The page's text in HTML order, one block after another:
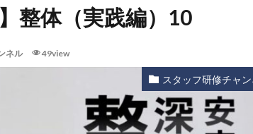
整体（実践編）10
ネル 49view
スタッフ研修チャ